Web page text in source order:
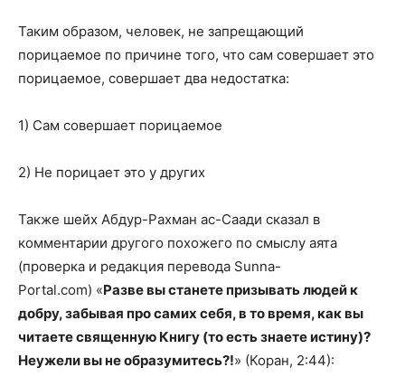
Таким образом, человек, не запрещающий
порицаемое по причине того, что сам совершает это
порицаемое, совершает два недостатка:
1) Сам совершает порицаемое
2) Не порицает это у других
Также шейх Абдур-Рахман ас-Саади сказал в
комментарии другого похожего по смыслу аята
(проверка и редакция перевода Sunna-
Portal.com) «Разве вы станете призывать людей к
добру, забывая про самих себя, в то время, как вы
читаете священную Книгу (то есть знаете истину)?
Неужели вы не образумитесь?!» (Коран, 2:44):